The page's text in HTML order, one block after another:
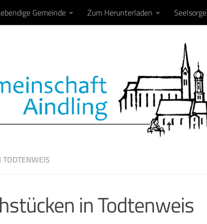
Gemeinde Zum Herunterladen Seelsorge
TODTENWEIS
in Todtenweis